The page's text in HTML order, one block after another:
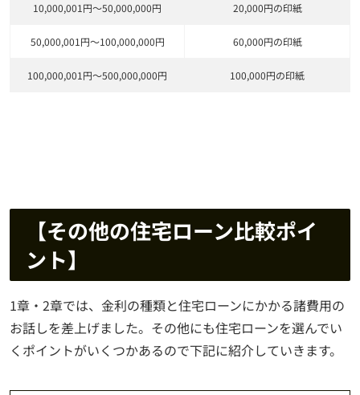
10,000,001円～50,000,000円 20,000円の印紙
50,000,001円～100,000,000円 60,000円の印紙
100,000,001円～500,000,000円 100,000円の印紙
【その他の住宅ローン比較ポイ
ント】
1章・2章では、金利の種類と住宅ローンにかかる諸費用の
お話しを差上げました。その他にも住宅ローンを選んでい
くポイントがいくつかあるので下記に紹介していきます。